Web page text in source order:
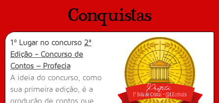
Conquistas
1º Lugar no concurso 2ª
Edição - Concurso de
Contos – Profecia
A ideia do concurso, como
sua primeira edição, é a
produção de contos que,